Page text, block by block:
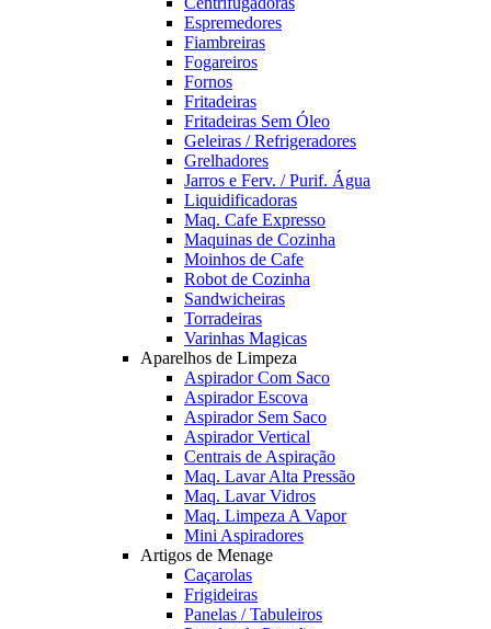
Espremedores
Fiambreiras
Fogareiros
Fornos
Fritadeiras
Fritadeiras Sem Óleo
Geleiras / Refrigeradores
Grelhadores
Jarros e Ferv. / Purif. Água
Liquidificadoras
Maq. Cafe Expresso
Maquinas de Cozinha
Moinhos de Cafe
Robot de Cozinha
Sandwicheiras
Torradeiras
Varinhas Magicas
Aparelhos de Limpeza
Aspirador Com Saco
Aspirador Escova
Aspirador Sem Saco
Aspirador Vertical
Centrais de Aspiração
Maq. Lavar Alta Pressão
Maq. Lavar Vidros
Maq. Limpeza A Vapor
Mini Aspiradores
Artigos de Menage
Caçarolas
Frigideiras
Panelas / Tabuleiros